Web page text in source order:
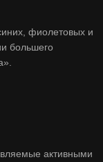
фиолетовых и
большего
активными